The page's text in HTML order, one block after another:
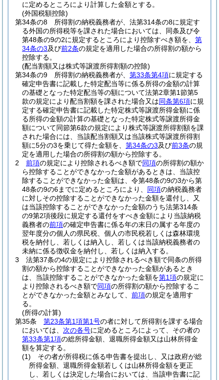
に定めるところにより計算した金額とする。
(外国税額控除)
第34条の8
所得割の納税義務者が、法第314条の8に規定す
る外国の所得税等を課された場合においては、同条及び令
第48条の9の2に規定するところにより控除すべき額を、 第
34条の3及び前2条の規定を適用した場合の所得割の額から
控除する。
(配当割額又は株式等譲渡所得割額の控除)
第34条の9
所得割の納税義務者が、 第33条第4項に規定する
確定申告書に記載した特定配当等に係る所得の金額の計算
の基礎となった特定配当等の額について法第2章第1節第5
款の規定により配当割額を課された場合又は同条第6項に規
定する確定申告書に記載した特定株式等譲渡所得金額に係
る所得の金額の計算の基礎となった特定株式等譲渡所得金
額について同節第6款の規定により株式等譲渡所得割額を課
された場合には、当該配当割額又は当該株式等譲渡所得割
額に5分の3を乗じて得た金額を、 第34条の3及び前3条の規
定を適用した場合の所得割の額から控除する。
2
前項の規定により控除されるべき額で同項の所得割の額か
ら控除することができなかった金額があるときは、当該控
除することができなかった金額は、令第48条の9の3から第
48条の9の6までに定めるところにより、 同項の納税義務者
に対しその控除することができなかった金額を還付し、又
は当該控除することができなかった金額のうち法第314条
の9第2項後段に規定する還付をすべき金額により当該納税
義務者の前項の確定申告書に係る年の末日の属する年度の
翌年度分の個人の県民税、個人の市民税若しくは森林環境
税を納付し、若しくは納入し、若しくは当該納税義務者の
未納に係る徴収金を納付し、若しくは納入する。
3
法第37条の4の規定により控除されるべき額で同条の所得
割の額から控除することができなかった金額があるとき
は、当該控除することができなかった金額を第1項の規定に
より控除されるべき額で同項の所得割の額から控除するこ
とができなかった金額とみなして、 前項の規定を適用す
る。
(所得の計算)
第35条
第23条第1項第1号の者に対して所得割を課する場合
においては、 次の各号に定めるところによって、その者の
第33条第1項の総所得金額、退職所得金額又は山林所得金
額を算定する。
(1)
その者が所得税に係る申告書を提出し、又は政府が総
所得金額、退職所得金額若しくは山林所得金額を更正
し、若しくは決定した場合においては、当該申告書に記